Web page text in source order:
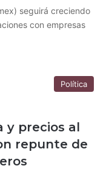
seguirá creciendo
con empresas
Política
y precios al
repunte de